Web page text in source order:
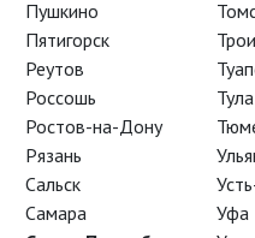
Пушкино
Пятигорск
Реутов
Россошь
Ростов-на-Дону
Рязань
Сальск
Самара
Тула
Уфа